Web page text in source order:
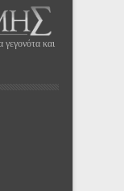
γεγονότα και